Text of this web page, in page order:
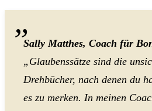
Sally Matthes, Coach für
„Glaubenssätze sind die
Drehbücher, nach denen du
es zu merken. In meinen